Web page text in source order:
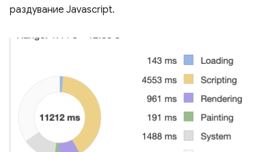
раздувание Javascript.